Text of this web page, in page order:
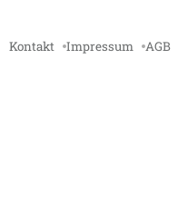
Kontakt Impressum AGB